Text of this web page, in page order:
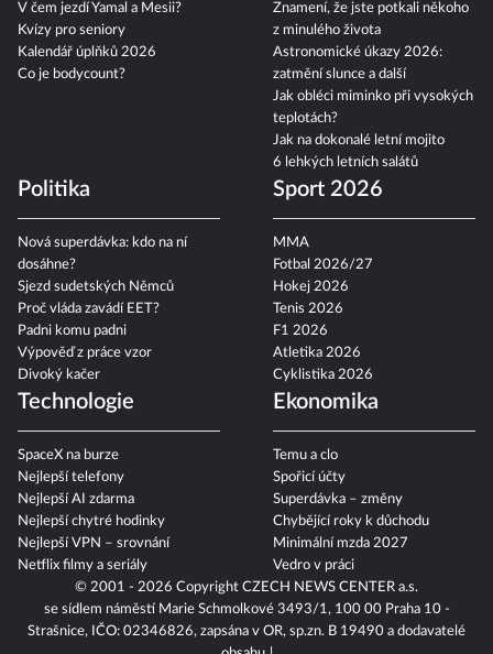
V čem jezdí Yamal a Mesii?
Kvízy pro seniory
Kalendář úplňků 2026
Co je bodycount?
Znamení, že jste potkali někoho
z minulého života
Astronomické úkazy 2026:
zatmění slunce a další
Jak obléci miminko při vysokých
teplotách?
Jak na dokonalé letní mojito
6 lehkých letních salátů
Politika
Nová superdávka: kdo na ní
dosáhne?
Sjezd sudetských Němců
Proč vláda zavádí EET?
Padni komu padni
Výpověď z práce vzor
Divoký kačer
Sport 2026
MMA
Fotbal 2026/27
Hokej 2026
Tenis 2026
F1 2026
Atletika 2026
Cyklistika 2026
Technologie
SpaceX na burze
Nejlepší telefony
Nejlepší AI zdarma
Nejlepší chytré hodinky
Nejlepší VPN – srovnání
Netflix filmy a seriály
Ekonomika
Temu a clo
Spořicí účty
Superdávka – změny
Chybějící roky k důchodu
Minimální mzda 2027
Vedro v práci
© 2001 - 2026 Copyright CZECH NEWS CENTER a.s.
se sídlem náměstí Marie Schmolkové 3493/1, 100 00 Praha 10 -
Strašnice, IČO: 02346826, zapsána v OR, sp.zn. B 19490 a dodavatelé